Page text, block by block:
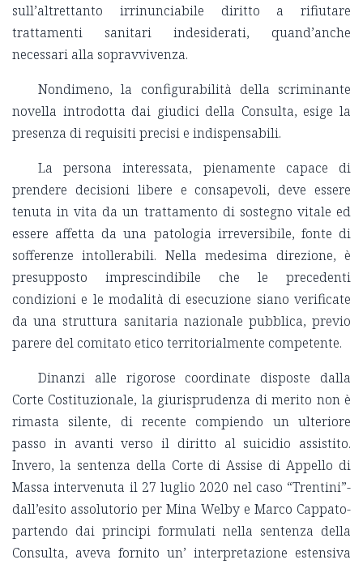
sull’altrettanto irrinunciabile diritto a rifiutare
trattamenti sanitari indesiderati, quand’anche
necessari alla sopravvivenza.
Nondimeno, la configurabilità della scriminante
novella introdotta dai giudici della Consulta, esige la
presenza di requisiti precisi e indispensabili.
La persona interessata, pienamente capace di
prendere decisioni libere e consapevoli, deve essere
tenuta in vita da un trattamento di sostegno vitale ed
essere affetta da una patologia irreversibile, fonte di
sofferenze intollerabili. Nella medesima direzione, è
presupposto imprescindibile che le precedenti
condizioni e le modalità di esecuzione siano verificate
da una struttura sanitaria nazionale pubblica, previo
parere del comitato etico territorialmente competente.
Dinanzi alle rigorose coordinate disposte dalla
Corte Costituzionale, la giurisprudenza di merito non è
rimasta silente, di recente compiendo un ulteriore
passo in avanti verso il diritto al suicidio assistito.
Invero, la sentenza della Corte di Assise di Appello di
Massa intervenuta il 27 luglio 2020 nel caso “Trentini”-
dall’esito assolutorio per Mina Welby e Marco Cappato-
partendo dai principi formulati nella sentenza della
Consulta, aveva fornito un’ interpretazione estensiva